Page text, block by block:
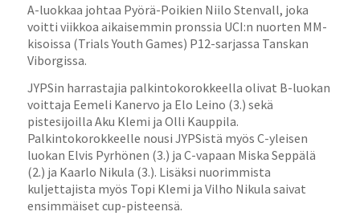
A-luokkaa johtaa Pyörä-Poikien Niilo Stenvall, joka
voitti viikkoa aikaisemmin pronssia UCI:n nuorten MM-
kisoissa (Trials Youth Games) P12-sarjassa Tanskan
Viborgissa.
JYPSin harrastajia palkintokorokkeella olivat B-luokan
voittaja Eemeli Kanervo ja Elo Leino (3.) sekä
pistesijoilla Aku Klemi ja Olli Kauppila.
Palkintokorokkeelle nousi JYPSistä myös C-yleisen
luokan Elvis Pyrhönen (3.) ja C-vapaan Miska Seppälä
(2.) ja Kaarlo Nikula (3.). Lisäksi nuorimmista
kuljettajista myös Topi Klemi ja Vilho Nikula saivat
ensimmäiset cup-pisteensä.